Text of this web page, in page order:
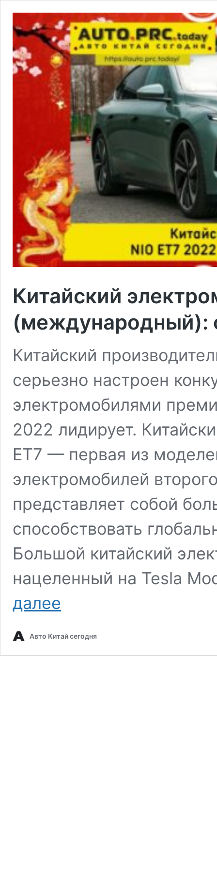
Китайский
(международный):
Китайский
серьезно настроен
электромобилями
2022 лидирует.
ET7 — первая из
электромобилей
представляет собой
способствовать
Большой китайский
нацеленный на Tesla
далее
2022
обзор
Авто Китай сегодня